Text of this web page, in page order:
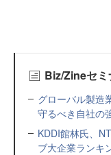
Biz/Zineセ
グローバル製造
守るべき自社の
KDDI館林氏、
ブ大企業ランキ